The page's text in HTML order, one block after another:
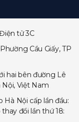
tử 3C
Cầu Giấy, TP
hai bên đường Lê
Nội, Việt Nam
Hà Nội cấp lần đầu:
thay đổi lần thứ 18: